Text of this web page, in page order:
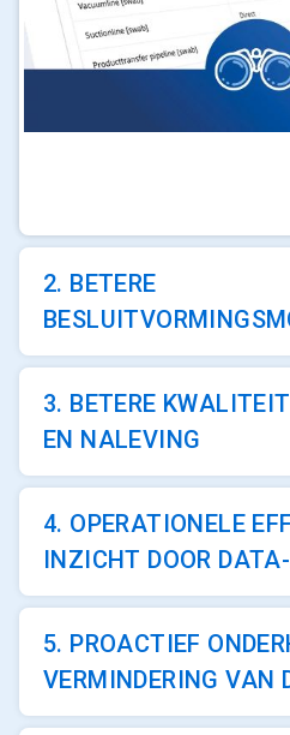
2. BETERE
3. BETERE
EN NALEVING
4. OPERATIONELE
INZICHT DOOR
5. PROACTIEF
VERMINDERING VAN